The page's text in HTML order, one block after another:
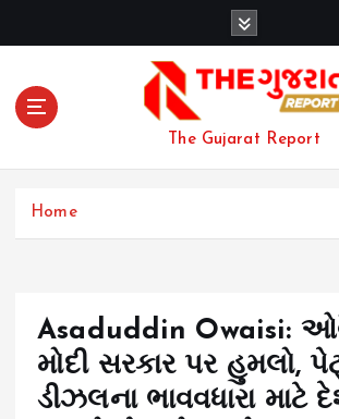
The Gujarat Report
Home
Asaduddin Owaisi:
મોદી સરકાર પર હુમલો,
ડીઝલના ભાવવધારા માટે